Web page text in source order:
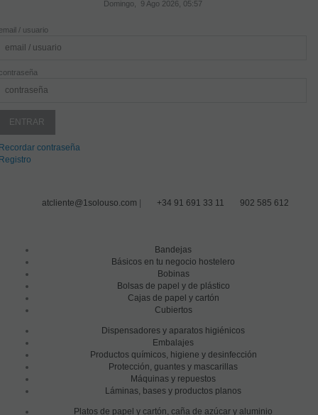
Domingo, 9 Ago 2026, 05:57
/ usuario
contraseña
atcliente@1solouso.com +34 91 691 33 11 902 585 612
Bandejas
Básicos en tu negocio hostelero
Bobinas
Bolsas de papel y de plástico
Cajas de papel y cartón
Cubiertos
Dispensadores y aparatos higiénicos
Embalajes
Productos químicos, higiene y desinfección
Protección, guantes y mascarillas
Máquinas y repuestos
Láminas, bases y productos planos
Platos de papel y cartón, caña de azúcar y aluminio